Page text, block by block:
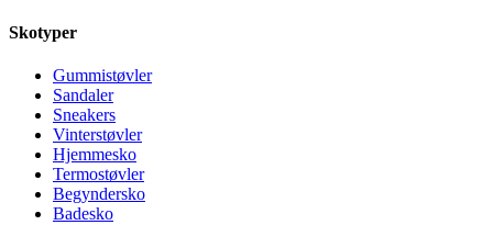
Skotyper
Gummistøvler
Sandaler
Sneakers
Vinterstøvler
Hjemmesko
Termostøvler
Begyndersko
Badesko